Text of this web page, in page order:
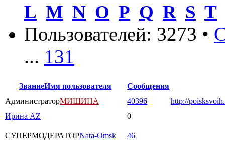
L M N O P Q R S T
Пользователей: 3273 •
... 131
ЗваниеИмя пользователя
Сообщения
АдминистраторМИШИНА 40396
http://
Ирина AZ
0
СУПЕРМОДЕРАТОРNata-Omsk
46